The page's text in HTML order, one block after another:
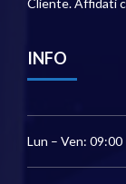
INFO
Lun – Ven: 09:00